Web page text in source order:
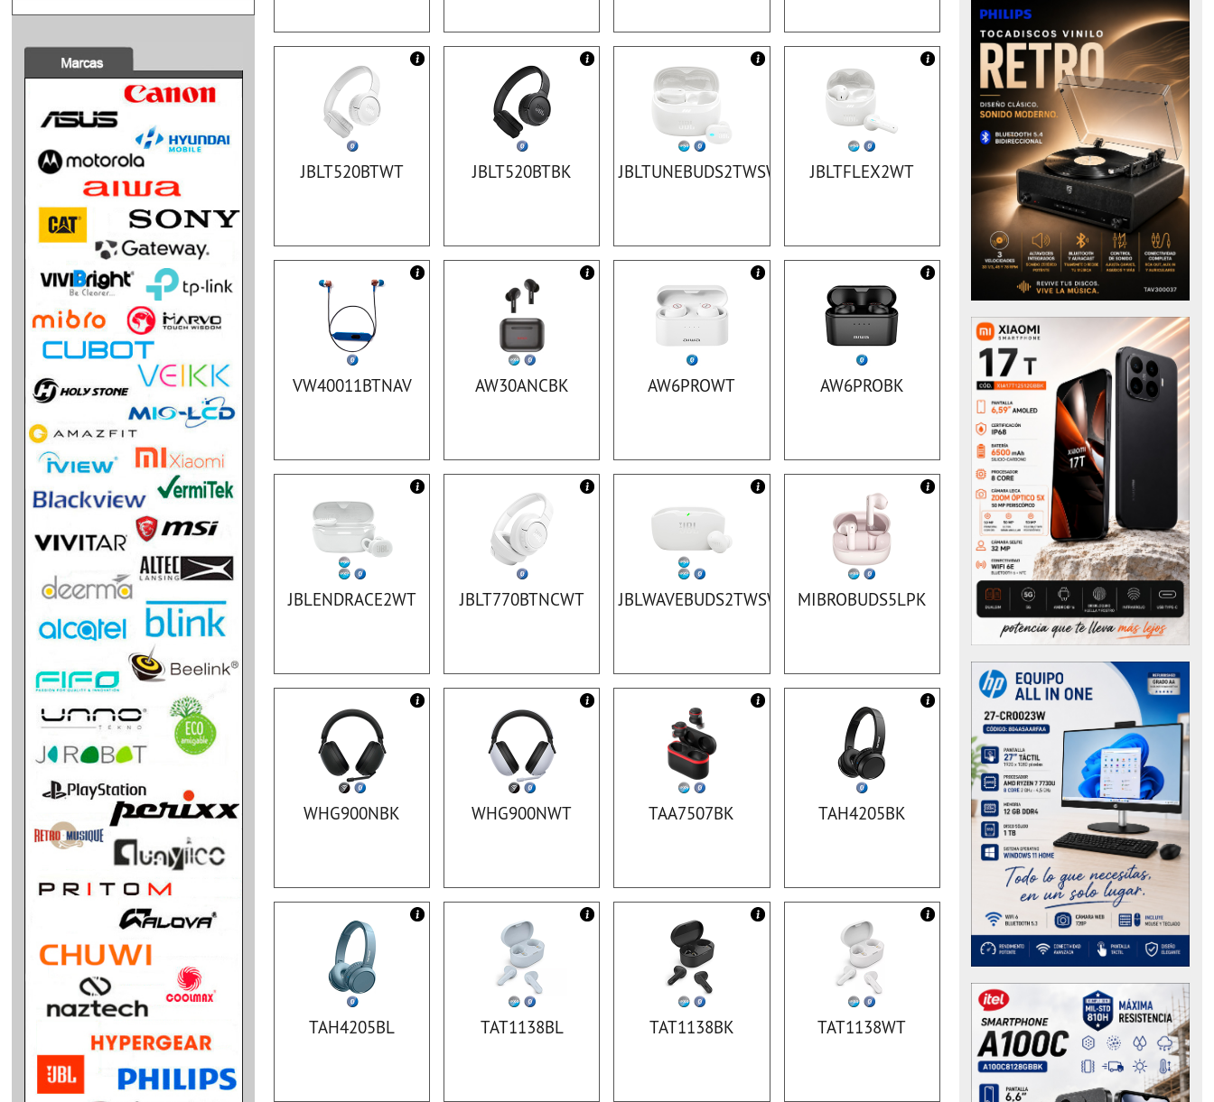
JBLT520BTWT JBLT520BTBK JBLTUNEBUDS2TWSWT JBLTFLEX2WT
VW40011BTNAV AW30ANCBK AW6PROWT AW6PROBK
JBLENDRACE2WT JBLT770BTNCWT JBLWAVEBUDS2TWSWT MIBROBUDS5LPK
WHG900NBK WHG900NWT TAA7507BK TAH4205BK
TAH4205BL TAT1138BL TAT1138BK TAT1138WT